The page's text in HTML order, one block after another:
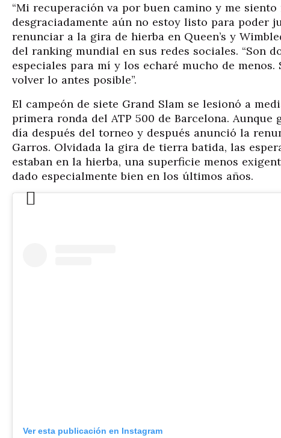
“Mi recuperación va por buen camino y me
desgraciadamente aún no estoy listo para poder
renunciar a la gira de hierba en Queen’s y
del ranking mundial en sus redes sociales. “Son
especiales para mí y los echaré mucho de menos.
volver lo antes posible”.
El campeón de siete Grand Slam se lesionó a
primera ronda del ATP 500 de Barcelona.
día después del torneo y después anunció la
Garros. Olvidada la gira de tierra batida, las
estaban en la hierba, una superficie menos
dado especialmente bien en los últimos años.
Ver esta publicación en Instagram